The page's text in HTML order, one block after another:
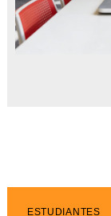
ESTUDIANTES